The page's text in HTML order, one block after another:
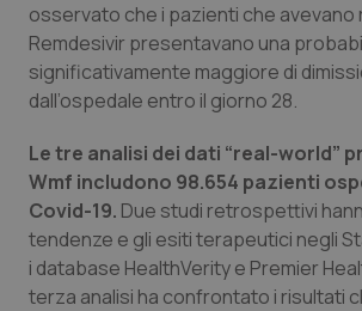
Marche
Molise
Piemonte
Provincia Autonoma di
Provincia Autonoma di Trento
Donna & Salute
Epatiti
HIV
Infezioni & Febbre
Ipertensione & Scompenso
osservato che i pazienti che avevano
Remdesivir presentavano una
significativamente maggiore di
dall’ospedale entro il giorno 28.
Le tre analisi dei dati “real-world”
Wmf includono 98.654 pazienti
Covid-19. Due studi retrospettivi
tendenze e gli esiti terapeutici negli
i database HealthVerity e Premier
terza analisi ha confrontato i risultati